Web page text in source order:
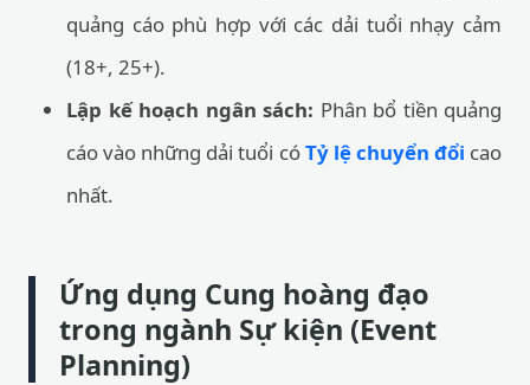
quảng cáo phù hợp với các dải tuổi nhạy cảm
(18+, 25+).
Lập kế hoạch ngân sách: Phân bổ tiền quảng
cáo vào những dải tuổi cóTỷ lệ chuyển đổi cao
nhất.
Ứng dụng Cung hoàng đạo
trong ngành Sự kiện (Event
Planning)